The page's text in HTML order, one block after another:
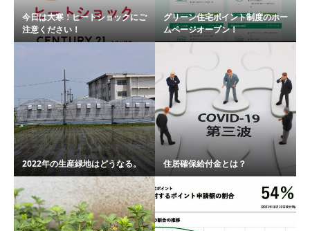
今日は大寒！ヒートショックにご
注意ください！
グリーン住宅ポイント制度のホー
ムページオープン！
2022年の生産緑地はどうなる。 住居確保給付金とは？